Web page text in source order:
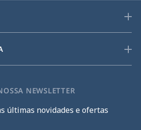
NEWSLETTER
últimas novidades e ofertas